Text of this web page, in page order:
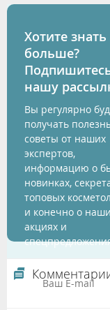
Хотите знать
больше?
нашу
Вы регулярно
получать
советы от наших
экспертов,
информацию о
новинках,
топовых
и конечно о
акциях и